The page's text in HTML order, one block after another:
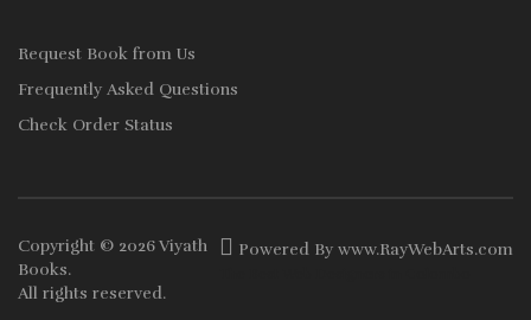
Request Book from Us
Frequently Asked Questions
Check Order Status
Powered By www.RayWebArts.com
Copyright © 2026Viyath
Books.
All rights reserved.